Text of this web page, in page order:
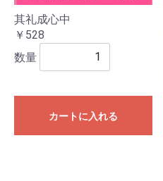
其礼成心中
￥528
数量
カートに入れる